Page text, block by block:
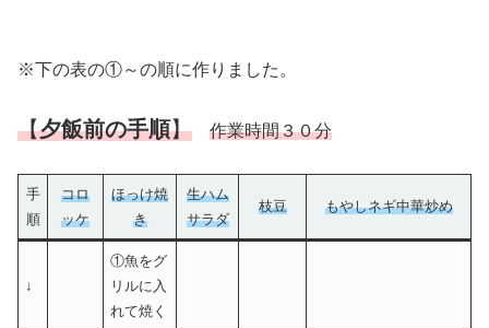
※下の表の①～の順に作りました。
【夕飯前の手順】 作業時間３０分
手
順
コロ
ッケ
ほっけ焼
き
生ハム
サラダ
枝豆 もやしネギ中華炒め
↓
①魚をグ
リルに入
れて焼く